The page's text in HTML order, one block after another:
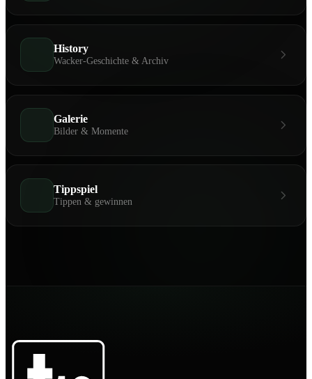
History
Wacker-Geschichte & Archiv
Galerie
Bilder & Momente
Tippspiel
Tippen & gewinnen